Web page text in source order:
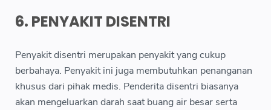
6. PENYAKIT DISENTRI
Penyakit disentri merupakan penyakit yang cukup
berbahaya. Penyakit ini juga membutuhkan penanganan
khusus dari pihak medis. Penderita disentri biasanya
akan mengeluarkan darah saat buang air besar serta